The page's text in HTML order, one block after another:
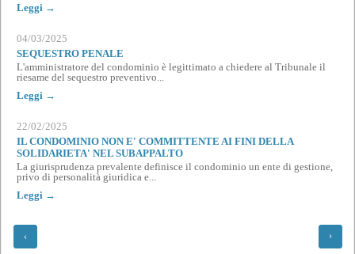
Leggi →
04/03/2025
SEQUESTRO PENALE
L'amministratore del condominio è legittimato a chiedere al Tribunale il
riesame del sequestro preventivo...
Leggi →
22/02/2025
IL CONDOMINIO NON E' COMMITTENTE AI FINI DELLA
SOLIDARIETA' NEL SUBAPPALTO
La giurisprudenza prevalente definisce il condominio un ente di gestione,
privo di personalità giuridica e...
Leggi →